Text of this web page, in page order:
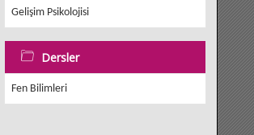
Gelişim Psikolojisi
Dersler
Fen Bilimleri